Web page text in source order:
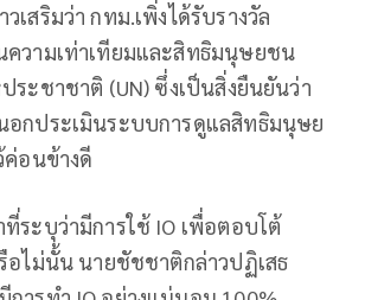
เสริมว่า กทม.เพิ่งได้รับรางวัล
ความเท่าเทียมและสิทธิมนุษยชน
ระชาชาติ (UN) ซึ่งเป็นสิ่งยืนยันว่า
อกประเมินระบบการดูแลสิทธิมนุษย
อนข้างดี
ระบุว่ามีการใช้ IO เพื่อตอบโต้
อไม่นั้น นายชัชชาติกล่าวปฏิเสธ